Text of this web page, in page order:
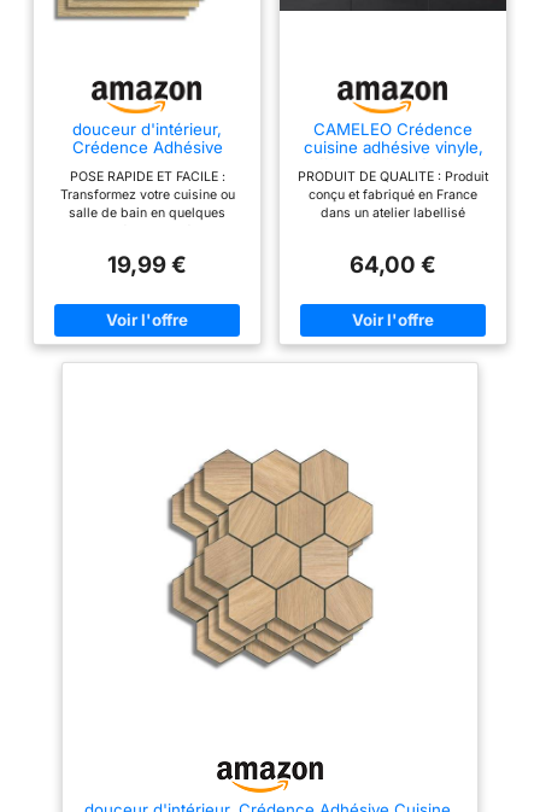
douceur d'intérieur,
Crédence Adhésive
Boiseo, Naturel, 4
Pièces, 25 x 25 cm,
Crédence Épaisse, 3D,
Lavable, Imperméable
POSE RAPIDE ET FACILE :
Transformez votre cuisine ou
salle de bain en quelques
prêtes à poser : autoadhésives,
repositionner sur une surface
lisse, propre et sèche.
Installation rapide, pratique,
épaisse offrant un effet visuel
réaliste et soigné. Apportez
immédiatement une touche
élégante et moderne à votre
décoration intérieure. LARGE
ÉPAISSEUR : Panneaux adhésifs
épais offrant un excellent
maintien dans le temps. Cette
épaisseur permet un rendu
carrelage plus réaliste, une
finition plus haut de gamme et
une meilleure durabilité que les
revêtements adhésifs plus fins.
imperméable, parfaitement
19,99 €
CAMELEO Crédence
cuisine adhésive vinyle,
40 cm - Convient aussi
comme adhésif décoratif
pour meuble - résistant
PRODUIT DE QUALITE : Produit
conçu et fabriqué en France
dans un atelier labellisé
GREENGUARD, adhésif
solvant. Produit certifié A+ pour
les émissions de COV. MULTI-
USAGES : Conçu pour décorer
décorer et protéger la surface
d’une table, etc. DESIGN
design exclusif, juxtaposez
ou en hauteur pour couvrir de
plus grandes surfaces sans
rupture visuelle ! MATERIAU
DURABLE : PVC multicouche
couche supérieure
imperméabilisée, résistant à
l’humidité, au temps et à
plaque de protection en verre
64,00 €